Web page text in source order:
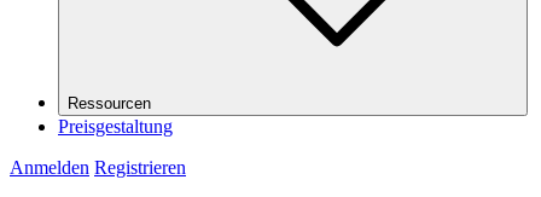
Ressourcen
Preisgestaltung
Anmelden Registrieren